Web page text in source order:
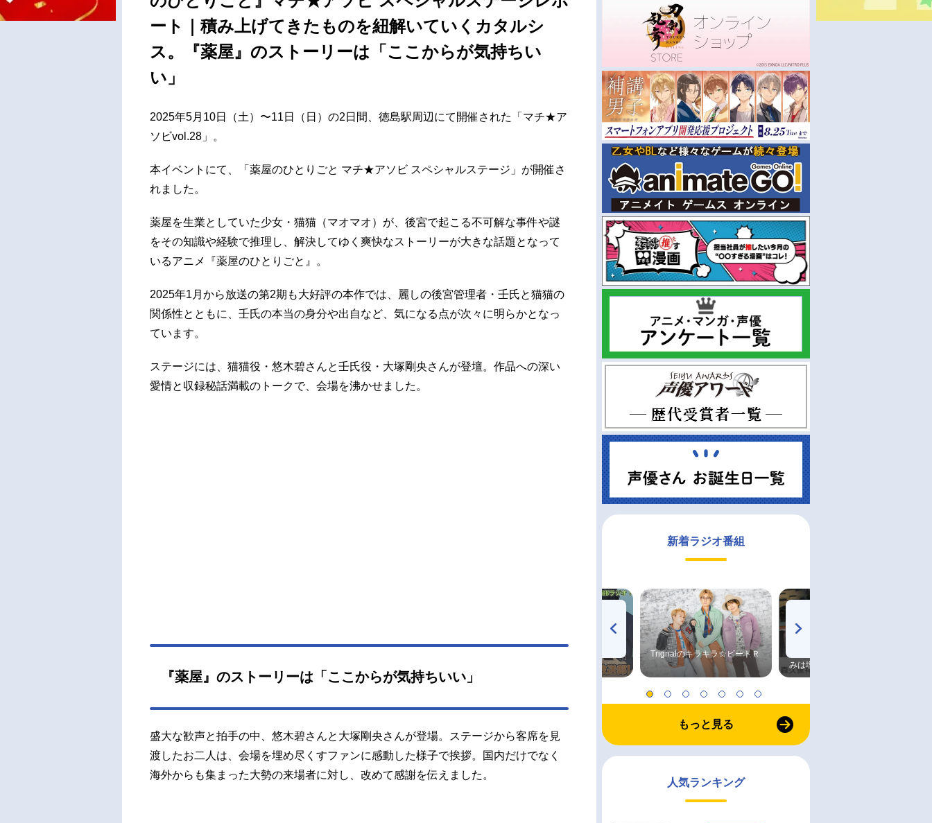
ート｜積み上げてきたものを紐解いていくカタルシ
ス。『薬屋』のストーリーは「ここからが気持ちい
い」
2025年5月10日（土）〜11日（日）の2日間、徳島駅周辺にて開催された「マチ★ア
ソビvol.28」。
本イベントにて、「薬屋のひとりごと マチ★アソビ スペシャルステージ」が開催さ
れました。
薬屋を生業としていた少女・猫猫（マオマオ）が、後宮で起こる不可解な事件や謎
をその知識や経験で推理し、解決してゆく爽快なストーリーが大きな話題となって
いるアニメ『薬屋のひとりごと』。
2025年1月から放送の第2期も大好評の本作では、麗しの後宮管理者・壬氏と猫猫の
関係性とともに、壬氏の本当の身分や出自など、気になる点が次々に明らかとなっ
ています。
ステージには、猫猫役・悠木碧さんと壬氏役・大塚剛央さんが登壇。作品への深い
愛情と収録秘話満載のトークで、会場を沸かせました。
『薬屋』のストーリーは「ここからが気持ちいい」
盛大な歓声と拍手の中、悠木碧さんと大塚剛央さんが登場。ステージから客席を見
渡したお二人は、会場を埋め尽くすファンに感動した様子で挨拶。国内だけでなく
海外からも集まった大勢の来場者に対し、改めて感謝を伝えました。
新着ラジオ番組
Trignalのキラキラ☆ビートＲ
みは塩だけ
もっと見る
人気ランキング